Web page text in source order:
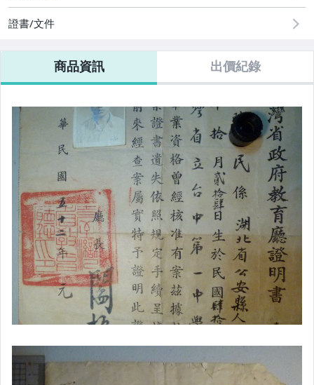
證書/文件
商品資訊 出價紀錄